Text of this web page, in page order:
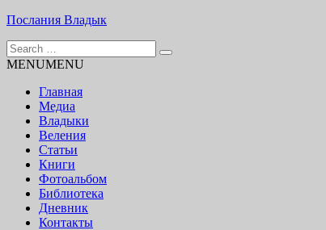
Skip
content
Послания Владык
Основу сайта представляют Послания, или Диктовки,
Search
for:
MENUMENU
Главная
Медиа
Владыки
Веления
Статьи
Книги
Фотоальбом
Библиотека
Дневник
Контакты